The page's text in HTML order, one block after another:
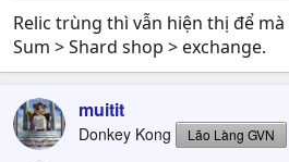
Relic trùng thì vẫn hiện thị để
Sum > Shard shop > exchange.
muitit
Donkey Kong Lão Làng GVN